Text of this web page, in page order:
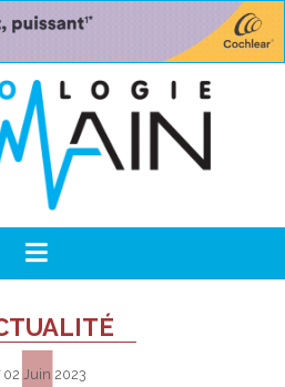
02 Juin 2023